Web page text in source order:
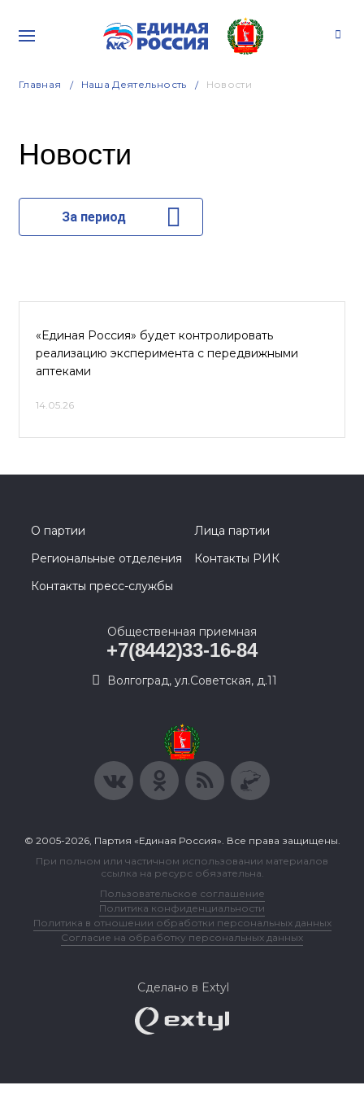
Главная Наша Деятельность Новости
Новости
За период
«Единая Россия» будет контролировать
реализацию эксперимента с передвижными
аптеками
14.05.26
О партии
Лица партии
Региональные отделения
Контакты РИК
Контакты пресс-службы
Общественная приемная
+7(8442)33-16-84
Волгоград, ул.Советская, д.11
© 2005-2026, Партия «Единая Россия». Все права защищены.
При полном или частичном использовании материалов
ссылка на ресурс обязательна.
Пользовательское соглашение
Политика конфиденциальности
Политика в отношении обработки персональных данных
Согласие на обработку персональных данных
Сделано в Extyl